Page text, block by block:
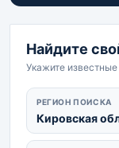
Найдите
Укажите
РЕГИОН ПОИСКА
Кировская